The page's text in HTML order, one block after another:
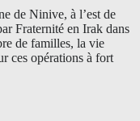
de Ninive, à l’est de
Fraternité en Irak dans
de familles, la vie
ces opérations à fort